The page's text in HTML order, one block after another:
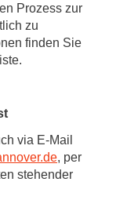
Prozess zur
zu
finden Sie
via E-Mail
, per
stehender